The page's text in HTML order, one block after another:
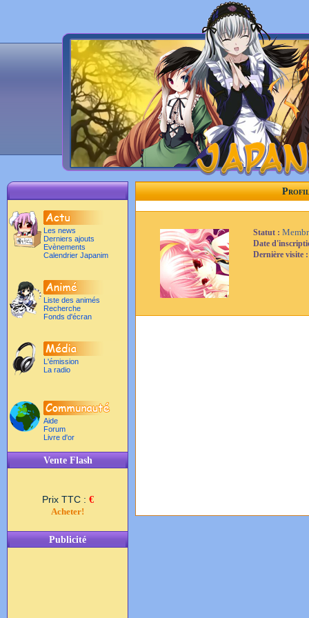
Les news
Derniers ajouts
Evènements
Calendrier Japanim
Liste des animés
Recherche
Fonds d'écran
L'émission
La radio
Aide
Forum
Livre d'or
Vente Flash
Prix TTC : €
Acheter!
Publicité
Profil
Statut :
Date
Dernière visite